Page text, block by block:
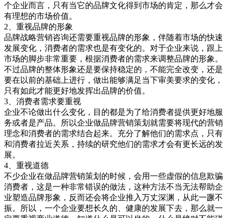
个企业而言，只有当它的品牌文化得到市场的肯定，那么才会
有理想的市场价值。
2、重视品牌的形象
品牌战略营销咨询还需要重视品牌的形象，伴随着市场的快速
发展变化，消费者的需求也是有变化的。对于企业来说，跟上
市场的脚步非常重要，根据消费者的需求来调整品牌的形象。
不过品牌的整体形象还是要保持稳定的，不能完全改变，还是
要在以前的基础上进行，做出能够满足当下审美要求的变化，
只有如此才能更好地发挥出品牌的价值。
3、消费者需求要重视
企业不论做出什么变化，目的都是为了给消费者提供更好地服
务或者是产品。所以企业做品牌营销策划就需要将现代的营销
理念和消费者的需求结合起来。充分了解他们的需求点，只有
和消费者拉近关系，持续的研究他们的需求才会有更长远的发
展。
4、重视道德
不少企业在做品牌营销策划的时候，会用一些虚假的信息欺骗
消费者，这是一种非常错误的做法，这种方法不当无法帮助企
业塑造品牌形象，反而还会将企业推入万丈深渊，从此一蹶不
振。所以，一个企业要想长久的、健康的发展下去，那么就一